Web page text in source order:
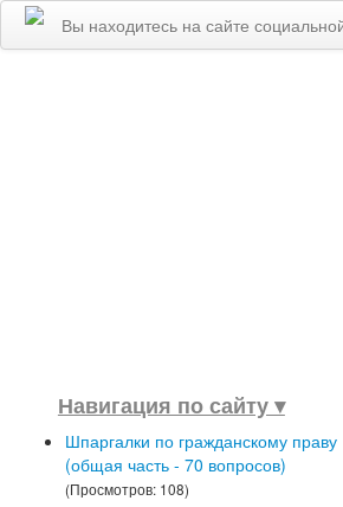
Вы находитесь на сайте
Навигация по сайту ▾
Шпаргалки по гражданскому праву
(общая часть - 70 вопросов)
(Просмотров: 108)